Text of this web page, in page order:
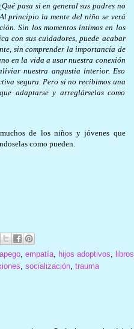
pasa si en general sus padres no
principio la mente del niño se verá
Sin los momentos íntimos en los
con sus cuidadores, puede acabar
sin comprender la importancia de
en la vida a usar nuestra conexión
nuestra angustia interior. Eso
segura. Pero si no recibimos una
adaptarse y arreglárselas como
de los niños y jóvenes que
como pueden.
apego, empatía, hijos adoptivos libros
socialización, trauma